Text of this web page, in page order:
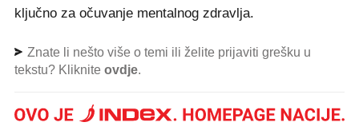
ključno za očuvanje mentalnog zdravlja.
Znate li nešto više o temi ili želite prijaviti grešku u
tekstu? Kliknite ovdje.